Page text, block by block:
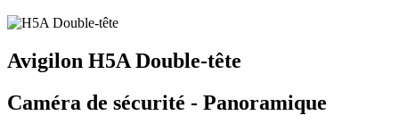
Avigilon H5A Double-tête
Caméra de sécurité - Panoramique